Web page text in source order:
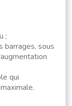
;
barrages, sous
qui